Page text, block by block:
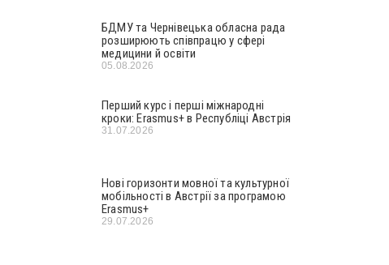
БДМУ та Чернівецька обласна рада
розширюють співпрацю у сфері
медицини й освіти
05.08.2026
Перший курс і перші міжнародні
кроки: Erasmus+ в Республіці Австрія
31.07.2026
Нові горизонти мовної та культурної
мобільності в Австрії за програмою
Erasmus+
29.07.2026